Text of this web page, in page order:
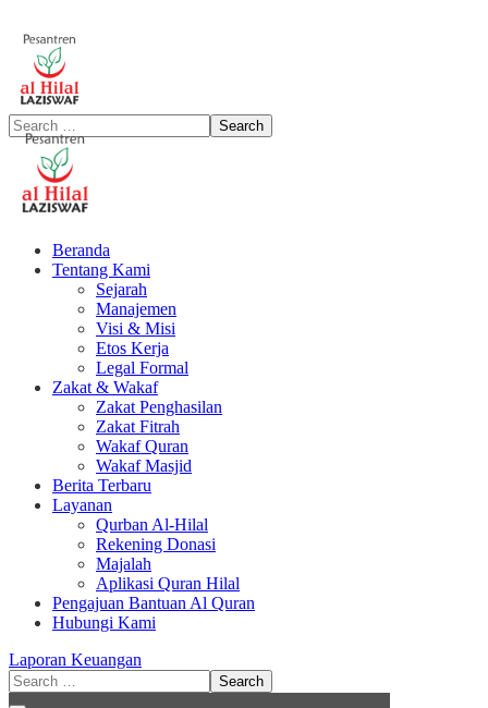
Beranda
Tentang Kami
Sejarah
Manajemen
Visi & Misi
Etos Kerja
Legal Formal
Zakat & Wakaf
Zakat Penghasilan
Zakat Fitrah
Wakaf Quran
Wakaf Masjid
Berita Terbaru
Layanan
Qurban Al-Hilal
Rekening Donasi
Majalah
Aplikasi Quran Hilal
Pengajuan Bantuan Al Quran
Hubungi Kami
Laporan Keuangan